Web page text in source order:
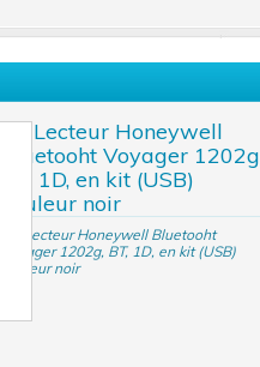
Kit Lecteur Honeywell
Bluetooht Voyager
BT, 1D, en kit (USB)
couleur noir
Kit Lecteur Honeywell Bluetooht
Voyager 1202g, BT, 1D, en kit (USB)
couleur noir